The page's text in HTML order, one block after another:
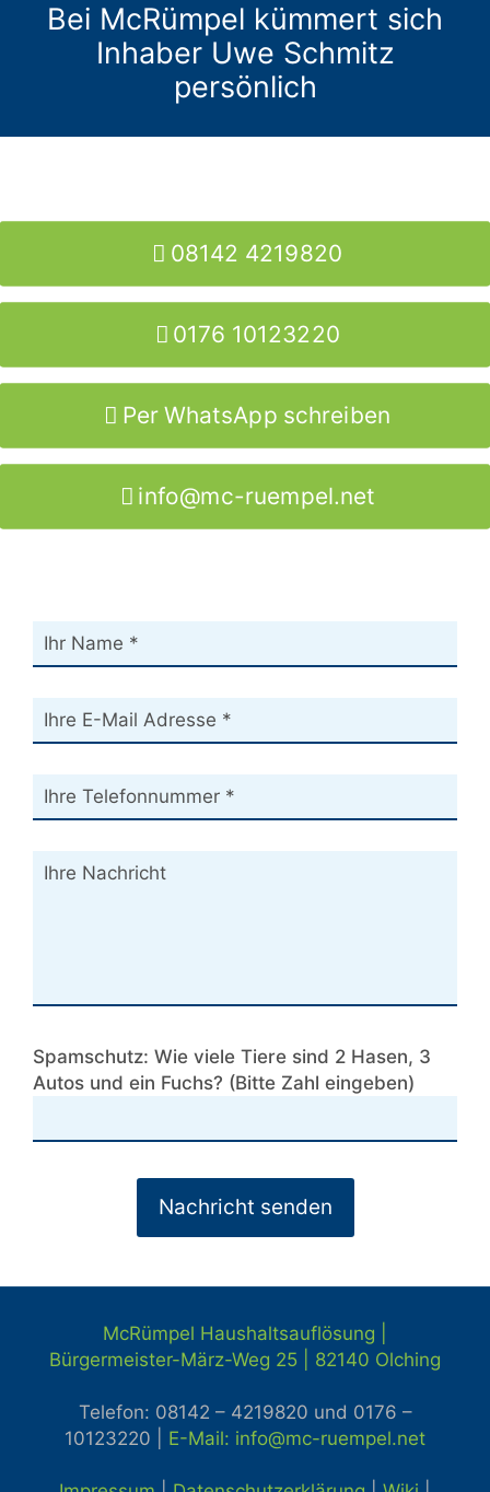
Bei McRümpel kümmert sich
Inhaber Uwe Schmitz
persönlich
08142 4219820
0176 10123220
Per WhatsApp schreiben
info@mc-ruempel.net
Spamschutz: Wie viele Tiere sind 2 Hasen, 3
Autos und ein Fuchs? (Bitte Zahl eingeben)
McRümpel Haushaltsauflösung |
Bürgermeister-März-Weg 25 | 82140 Olching
Telefon: 08142 – 4219820 und 0176 –
10123220 | E-Mail: info@mc-ruempel.net